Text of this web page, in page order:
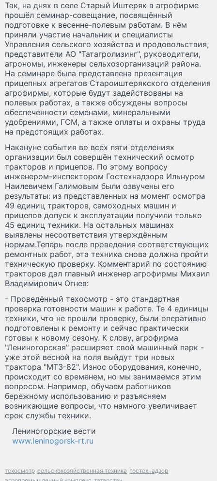
Так, на днях в селе Старый Иштеряк в агрофирме
прошёл семинар-совещание, посвящённый
подготовке к весенне-полевым работам. В нём
приняли участие начальник и специалисты
Управления сельского хозяйства и продовольствия,
представители АО "Татагролизинг", руководители,
агрономы, инженеры сельхозорганизаций района.
На семинаре была представлена презентация
прицепных агрегатов Староиштерякского отделения
агрофирмы, которые будут задействованы на
полевых работах, а также обсуждены вопросы
обеспеченности семенами, минеральными
удобрениями, ГСМ, а также оплаты и охраны труда
на предстоящих работах.
Накануне события во всех пяти отделениях
организации был совершён технический осмотр
тракторов и прицепов. По этому вопросу
инженером-инспектором Гостехнадзора Ильнуром
Наилевичем Галимовым были озвучены его
результаты: из представленных на момент осмотра
49 единиц тракторов, самоходных машин и
прицепов допуск к эксплуатации получили только
45 единиц техники. На остальных машинах
выявлены несоответствия утверждённым
нормам.Теперь после проведения соответствующих
ремонтных работ, эта техника снова должна пройти
техническую проверку. Комментарий по состоянию
тракторов дал главный инженер агрофирмы Михаил
Владимирович Огнев:
- Проведённый техосмотр - это стандартная
проверка готовности машин к работе. Те 4 единицы
техники, что не прошли проверку, были оперативно
подготовлены к ремонту и сейчас практически
готовы к новому сезону. К слову, агрофирма
"Лениногорская" расширяет свой машинный парк -
уже этой весной на поля выйдут три новых
трактора "МТЗ-82". Износ оборудования, конечно,
происходит со временем, но мы занимаемся этим
вопросом. Например, обучаем работников
бережному использованию и разъясняем
возникающие вопросы, что намного увеличивает
срок службы техники.
Лениногорские вести
www.leninogorsk-rt.ru
техосмотр сельскохозяйственная техника гостехнадзор